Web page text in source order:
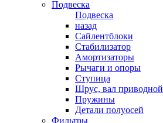
Подвеска
Подвеска
назад
Сайлентблоки
Стабилизатор
Амортизаторы
Рычаги и опоры
Ступица
Шрус, вал приводной
Пружины
Детали полуосей
Фильтры